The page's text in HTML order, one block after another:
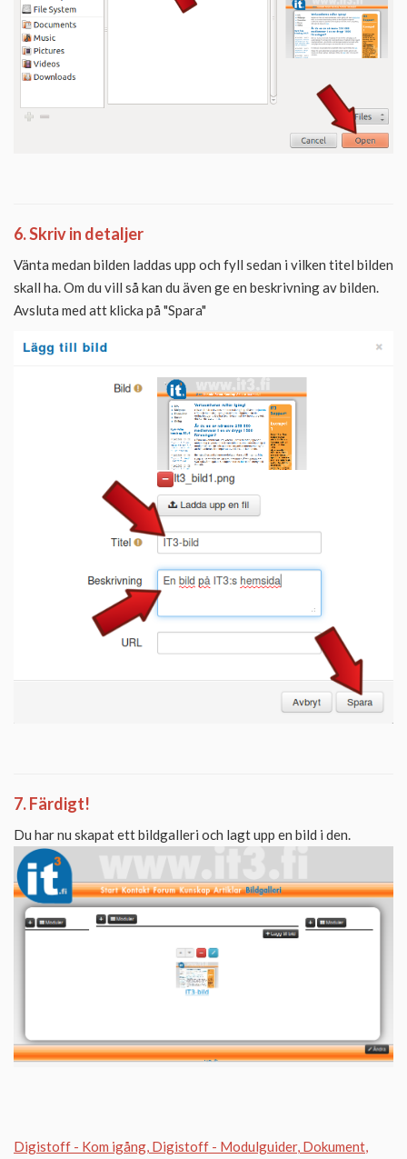
6. Skriv in detaljer
Vänta medan bilden laddas upp och fyll sedan i vilken titel bilden
skall ha. Om du vill så kan du även ge en beskrivning av bilden.
Avsluta med att klicka på "Spara"
7. Färdigt!
Du har nu skapat ett bildgalleri och lagt upp en bild i den.
Digistoff - Kom igång Digistoff - Modulguider Dokument